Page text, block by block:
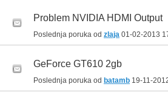
Problem NVIDIA HDMI Output
Poslednja poruka od zlaja 01-02-2013
GeForce GT610 2gb
Poslednja poruka od batamb 19-11-